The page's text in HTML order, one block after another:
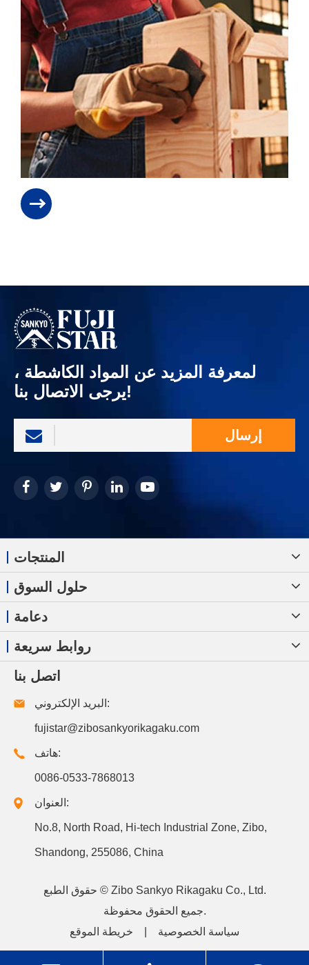
لمعرفة المزيد عن المواد الكاشطة ،
يرجى الاتصال بنا!
إرسال
المنتجات
حلول السوق
دعامة
روابط سريعة
اتصل بنا
البريد الإلكتروني:
fujistar@zibosankyorikagaku.com
هاتف:
0086-0533-7868013
العنوان:
No.8, North Road, Hi-tech Industrial Zone, Zibo,
Shandong, 255086, China
حقوق الطبع © Zibo Sankyo Rikagaku Co., Ltd.
جميع الحقوق محفوظة.
خريطة الموقع
سياسة الخصوصية